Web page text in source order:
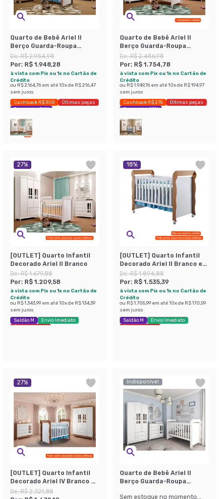
Quarto de Bebê Ariel II
Berço Guarda-Roupa
Cômoda Branco Colchão
Baby D18 (10x70x130)
Branco e Marrom Infantil
De:R$ 2.954,98
Por: R$ 1.948,28
à vista com Pix ou 1x no Cartão de
Crédito
ou R$ 2.164,76 em até10x de R$ 216,47
sem juros
Cashback R$ 300
Últimas peças
Economize 34%
Quarto de Bebê Ariel II
Berço Guarda-Roupa
Cômoda Colchão Baby D18
(10x70x130) Branco Infantil
De:R$ 2.486,98
Por: R$ 1.754,78
à vista com Pix ou 1x no Cartão de
Crédito
ou R$ 1.949,76 em até10x de R$ 194,97
sem juros
Cashback R$ 275
Últimas peças
Economize 29%
27%
[OUTLET] Quarto Infantil
Decorado Ariel II Branco
De:R$ 1.679,88
Por: R$ 1.209,58
à vista com Pix ou 1x no Cartão de
Crédito
ou R$ 1.343,99 em até10x de R$ 134,39
sem juros
Saldão M
Envio Imediato
Últimas peças
18%
[OUTLET] Quarto Infantil
Decorado Ariel II Branco e
Marrom
De:R$ 1.894,88
Por: R$ 1.535,39
à vista com Pix ou 1x no Cartão de
Crédito
ou R$ 1.705,99 em até10x de R$ 170,59
sem juros
Saldão M
Envio Imediato
Últimas peças
27%
[OUTLET] Quarto Infantil
Decorado Ariel IV Branco e
Marrom
De:R$ 2.321,88
Indisponível
Quarto de Bebê Ariel II
Berço Guarda-Roupa
Sem estoque no momento...